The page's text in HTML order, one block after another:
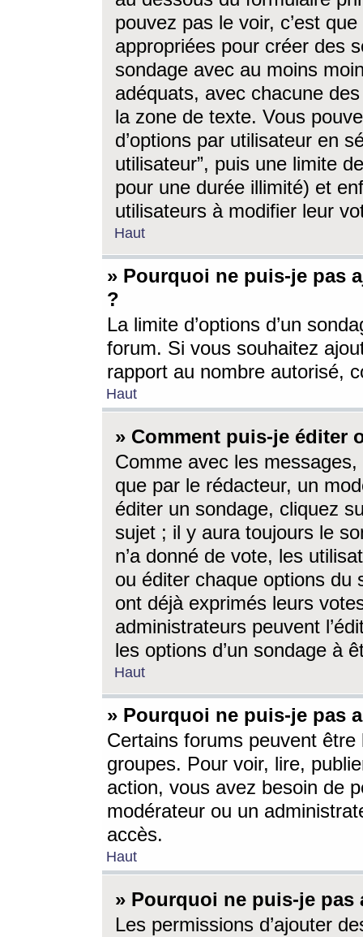
pouvez pas le voir, c’est
appropriées pour créer des
sondage avec au moins
adéquats, avec chacune
la zone de texte. Vous
d’options par utilisateur en
utilisateur”, puis une limite
pour une durée illimité) et
utilisateurs à modifier leur
Haut
» Pourquoi ne puis-je pas
?
La limite d’options d’un
forum. Si vous souhaitez
rapport au nombre autorisé,
Haut
» Comment puis-je éditer
Comme avec les
que par le rédacteur, un
éditer un sondage, cliquez
sujet ; il y aura toujours le
n’a donné de vote, les
ou éditer chaque options du
ont déjà exprimés leurs
administrateurs peuvent
les options d’un sondage à
Haut
» Pourquoi ne puis-je pas
Certains forums peuvent être
groupes. Pour voir, lire,
action, vous avez besoin de
modérateur ou un
accès.
Haut
» Pourquoi ne puis-je
Les permissions d’ajouter